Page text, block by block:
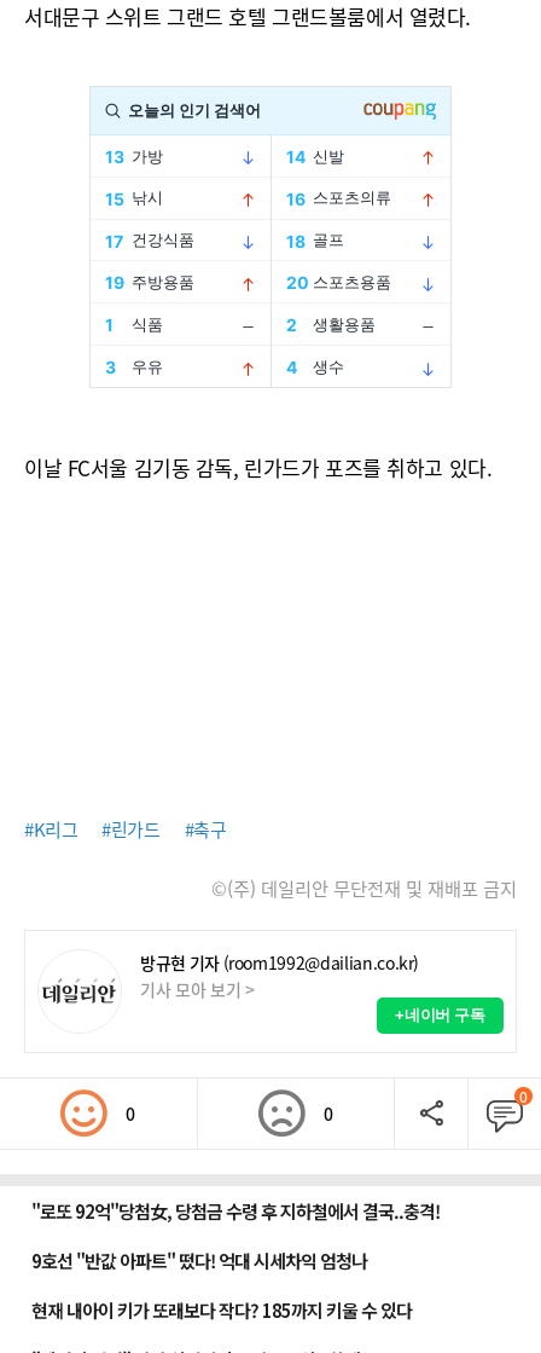
서대문구 스위트 그랜드 호텔 그랜드볼룸에서 열렸다.
이날 FC서울 김기동 감독, 린가드가 포즈를 취하고 있다.
#K리그 #린가드 #축구
©(주) 데일리안 무단전재 및 재배포 금지
방규현 기자 (room1992@dailian.co.kr)
기사 모아 보기 >
+네이버 구독
0 0
0